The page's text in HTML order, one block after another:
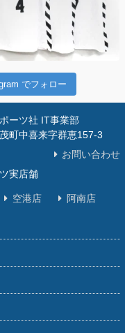
でフォロー
ーツ社 IT事業部
町中喜来字群恵157-3
お問い合わせ
実店舗
空港店 阿南店